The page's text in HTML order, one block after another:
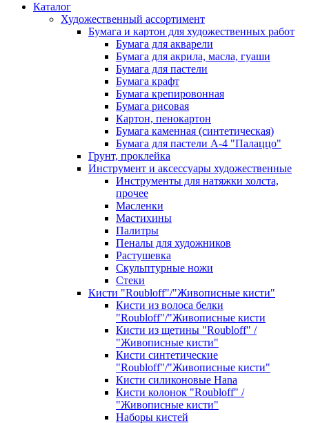
Каталог
Художественный ассортимент
Бумага и картон для художественных работ
Бумага для акварели
Бумага для акрила, масла, гуаши
Бумага для пастели
Бумага крафт
Бумага крепировонная
Бумага рисовая
Картон, пенокартон
Бумага каменная (синтетическая)
Бумага для пастели А-4 "Палаццо"
Грунт, проклейка
Инструмент и аксессуары художественные
Инструменты для натяжки холста,
прочее
Масленки
Мастихины
Палитры
Пеналы для художников
Растушевка
Скульптурные ножи
Стеки
Кисти "Roubloff"/"Живописные кисти"
Кисти из волоса белки
"Roubloff"/"Живописные кисти
Кисти из щетины "Roubloff" /
"Живописные кисти"
Кисти синтетические
"Roubloff"/"Живописные кисти"
Кисти силиконовые Hana
Кисти колонок "Roubloff" /
"Живописные кисти"
Наборы кистей